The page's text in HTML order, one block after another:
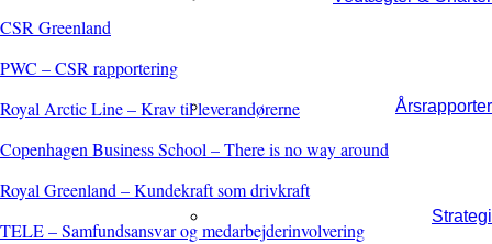
Årsrapporter
Strategi
CSR Greenland
PWC – CSR rapportering
Royal Arctic Line – Krav til leverandørerne
Copenhagen Business School – There is no way around
Royal Greenland – Kundekraft som drivkraft
TELE – Samfundsansvar og medarbejderinvolvering